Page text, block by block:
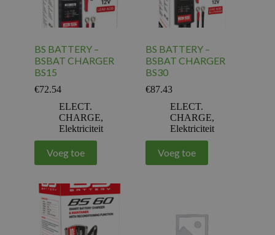
BS BATTERY –
BSBAT CHARGER
BS15
€72.54
ELECT.
CHARGE,
Elektriciteit
Voeg toe
BS BATTERY –
BSBAT CHARGER
BS30
€87.43
ELECT.
CHARGE,
Elektriciteit
Voeg toe